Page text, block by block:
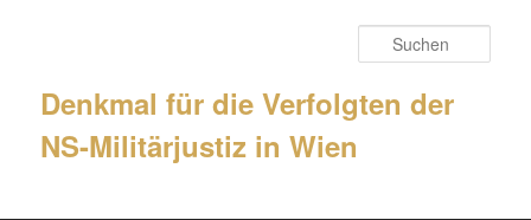
Denkmal für die Verfolgten der
NS-Militärjustiz in Wien